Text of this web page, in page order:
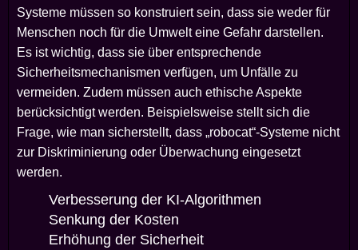
Systeme müssen so konstruiert sein, dass sie weder für
Menschen noch für die Umwelt eine Gefahr darstellen.
Es ist wichtig, dass sie über entsprechende
Sicherheitsmechanismen verfügen, um Unfälle zu
vermeiden. Zudem müssen auch ethische Aspekte
berücksichtigt werden. Beispielsweise stellt sich die
Frage, wie man sicherstellt, dass „robocat“-Systeme nicht
zur Diskriminierung oder Überwachung eingesetzt
werden.
Verbesserung der KI-Algorithmen
Senkung der Kosten
Erhöhung der Sicherheit